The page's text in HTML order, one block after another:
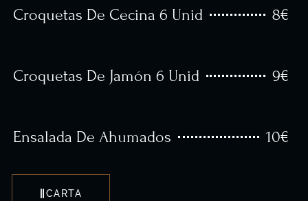
Croquetas De Cecina 6 Unid 8€
Croquetas De Jamón 6 Unid 9€
Ensalada De Ahumados 10€
CARTA